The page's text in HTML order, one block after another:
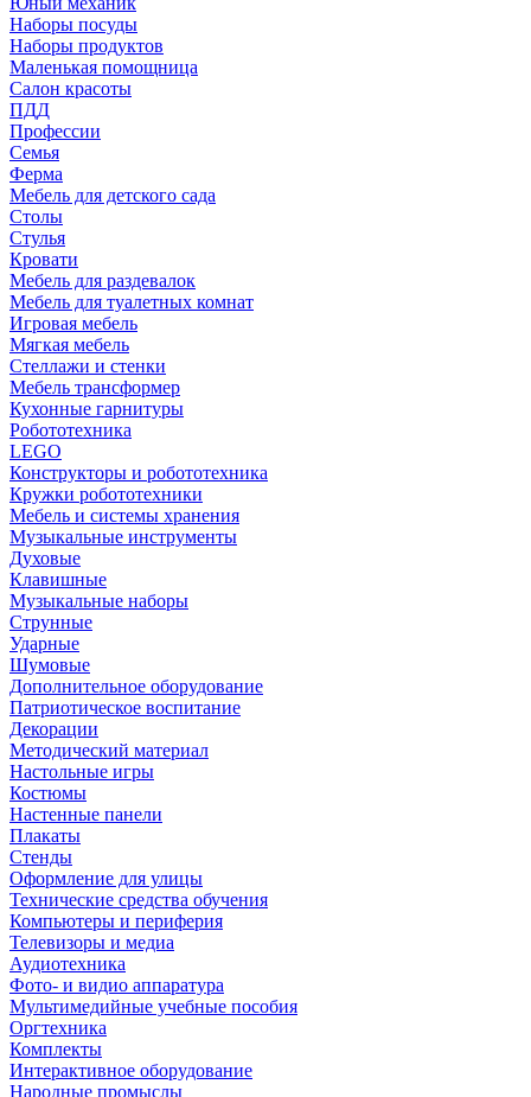
Наборы посуды
Наборы продуктов
Маленькая помощница
Салон красоты
ПДД
Профессии
Семья
Ферма
Мебель для детского сада
Столы
Cтулья
Кровати
Мебель для раздевалок
Мебель для туалетных комнат
Игровая мебель
Мягкая мебель
Стеллажи и стенки
Мебель трансформер
Кухонные гарнитуры
Робототехника
LEGO
Конструкторы и робототехника
Кружки робототехники
Мебель и системы хранения
Музыкальные инструменты
Духовые
Клавишные
Музыкальные наборы
Струнные
Ударные
Шумовые
Дополнительное оборудование
Патриотическое воспитание
Декорации
Методический материал
Настольные игры
Костюмы
Настенные панели
Плакаты
Стенды
Оформление для улицы
Технические средства обучения
Компьютеры и периферия
Телевизоры и медиа
Аудиотехника
Фото- и видио аппаратура
Мультимедийные учебные пособия
Оргтехника
Комплекты
Интерактивное оборудование
Народные промыслы